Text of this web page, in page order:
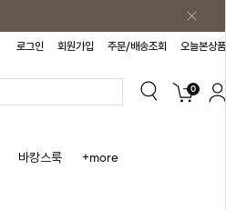
로그인 회원가입 주문/배송조회 오늘본상품
0
바캉스룩 +more